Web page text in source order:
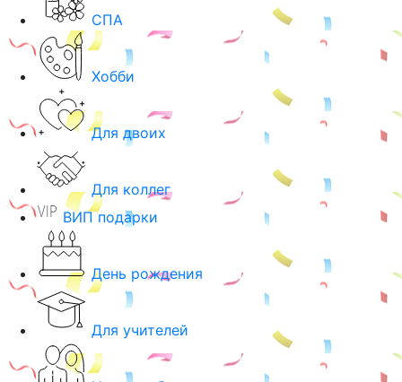
СПА
Хобби
Для двоих
Для коллег
ВИП подарки
День рождения
Для учителей